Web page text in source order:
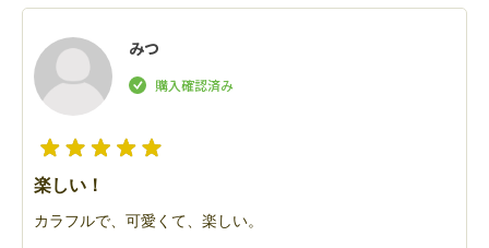
みつ
楽しい！
カラフルで、可愛くて、楽しい。